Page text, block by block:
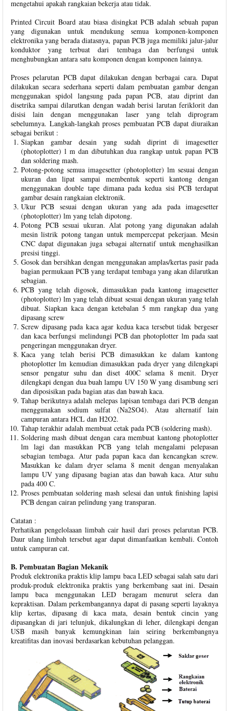
mengetahui apakah rangkaian bekerja atau tidak.
Printed Circuit Board atau biasa disingkat PCB adalah sebuah papan
yang digunakan untuk mendukung semua komponen-komponen
elektronika yang berada diatasnya, papan PCB juga memiliki jalur-jalur
konduktor yang terbuat dari tembaga dan berfungsi untuk
menghubungkan antara satu komponen dengan komponen lainnya.
Proses pelarutan PCB dapat dilakukan dengan berbagai cara. Dapat
dilakukan secara sederhana seperti dalam pembuatan gambar dengan
menggunakan spidol langsung pada papan PCB, atau diprint dan
disetrika sampai dilarutkan dengan wadah berisi larutan feriklorit dan
disisi lain dengan menggunakan laser yang telah diprogram
sebelumnya. Langkah-langkah proses pembuatan PCB dapat diuraikan
sebagai berikut :
Siapkan gambar desain yang sudah diprint di imagesetter
(photoplotter) l m dan dibutuhkan dua rangkap untuk papan PCB
dan soldering mash.
Potong-potong semua imagesetter (photoplotter) lm sesuai dengan
ukuran dan lipat sampai membentuk seperti kantong dengan
menggunakan double tape dimana pada kedua sisi PCB terdapat
gambar desain rangkaian elektronik.
Ukur PCB sesuai dengan ukuran yang ada pada imagesetter
(photoplotter) lm yang telah dipotong.
Potong PCB sesuai ukuran. Alat potong yang digunakan adalah
mesin listrik potong tangan untuk mempercepat pekerjaan. Mesin
CNC dapat digunakan juga sebagai alternatif untuk menghasilkan
presisi tinggi.
Gosok dan bersihkan dengan menggunakan amplas/kertas pasir pada
bagian permukaan PCB yang terdapat tembaga yang akan dilarutkan
sebagian.
PCB yang telah digosok, dimasukkan pada kantong imagesetter
(photoplotter) lm yang telah dibuat sesuai dengan ukuran yang telah
dibuat. Siapkan kaca dengan ketebalan 5 mm rangkap dua yang
dipasang screw
Screw dipasang pada kaca agar kedua kaca tersebut tidak bergeser
dan kaca berfungsi melindungi PCB dan photoplotter lm pada saat
pengeringan menggunakan dryer.
Kaca yang telah berisi PCB dimasukkan ke dalam kantong
photoplotter lm kemudian dimasukkan pada dryer yang dilengkapi
sensor pengatur suhu dan diset 400C selama 8 menit. Dryer
dilengkapi dengan dua buah lampu UV 150 W yang disambung seri
dan diposisikan pada bagian atas dan bawah kaca.
Tahap berikutnya adalah melepas lapisan tembaga dari PCB dengan
menggunakan sodium sulfat (Na2SO4). Atau alternatif lain
campuran antara HCL dan H2O2.
Tahap terakhir adalah membuat cetak pada PCB (soldering mash).
Soldering mash dibuat dengan cara membuat kantong photoplotter
lm lagi dan masukkan PCB yang telah mengalami pelepasan
sebagian tembaga. Atur pada papan kaca dan kencangkan screw.
Masukkan ke dalam dryer selama 8 menit dengan menyalakan
lampu UV yang dipasang bagian atas dan bawah kaca. Atur suhu
pada 400 C.
Proses pembuatan soldering mash selesai dan untuk finishing lapisi
PCB dengan cairan pelindung yang transparan.
Catatan :
Perhatikan pengelolaaan limbah cair hasil dari proses pelarutan PCB.
Daur ulang limbah tersebut agar dapat dimanfaatkan kembali. Contoh
untuk campuran cat.
B. Pembuatan Bagian Mekanik
Produk elektronika praktis klip lampu baca LED sebagai salah satu dari
produk-produk elektronika praktis yang berkembang saat ini. Desain
lampu baca menggunakan LED beragam menurut selera dan
kepraktisan. Dalam perkembangannya dapat di pasang seperti layaknya
klip kertas, dipasang di kaca mata, desain bentuk cincin yang
dipasangkan di jari telunjuk, dikalungkan di leher, dilengkapi dengan
USB masih banyak kemungkinan lain seiring berkembangnya
kreatifitas dan inovasi berdasarkan kebutuhan pelanggan.